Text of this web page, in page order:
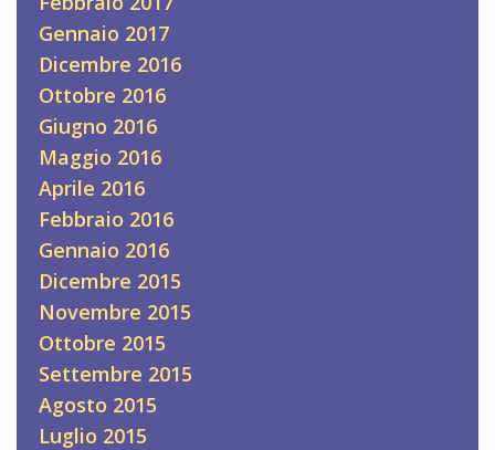
Gennaio 2017
Dicembre 2016
Ottobre 2016
Giugno 2016
Maggio 2016
Aprile 2016
Febbraio 2016
Gennaio 2016
Dicembre 2015
Novembre 2015
Ottobre 2015
Settembre 2015
Agosto 2015
Luglio 2015